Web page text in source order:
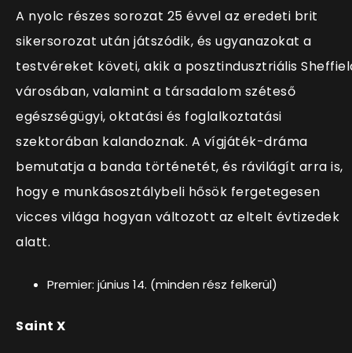
A nyolc részes sorozat 25 évvel az eredeti brit
sikersorozat után játszódik, és ugyanazokat a
testvéreket követi, akik a posztindusztriális
városában, valamint a társadalom széteső
egészségügyi, oktatási és foglalkoztatási
szektorában kalandoznak. A vígjáték-dráma
bemutatja a banda történetét, és rávilágít arra is,
hogy e munkásosztálybeli hősök fergetegesen
vicces világa hogyan változott az eltelt évtizedek
alatt.
Premier: június 14. (minden rész felkerül)
Saint X